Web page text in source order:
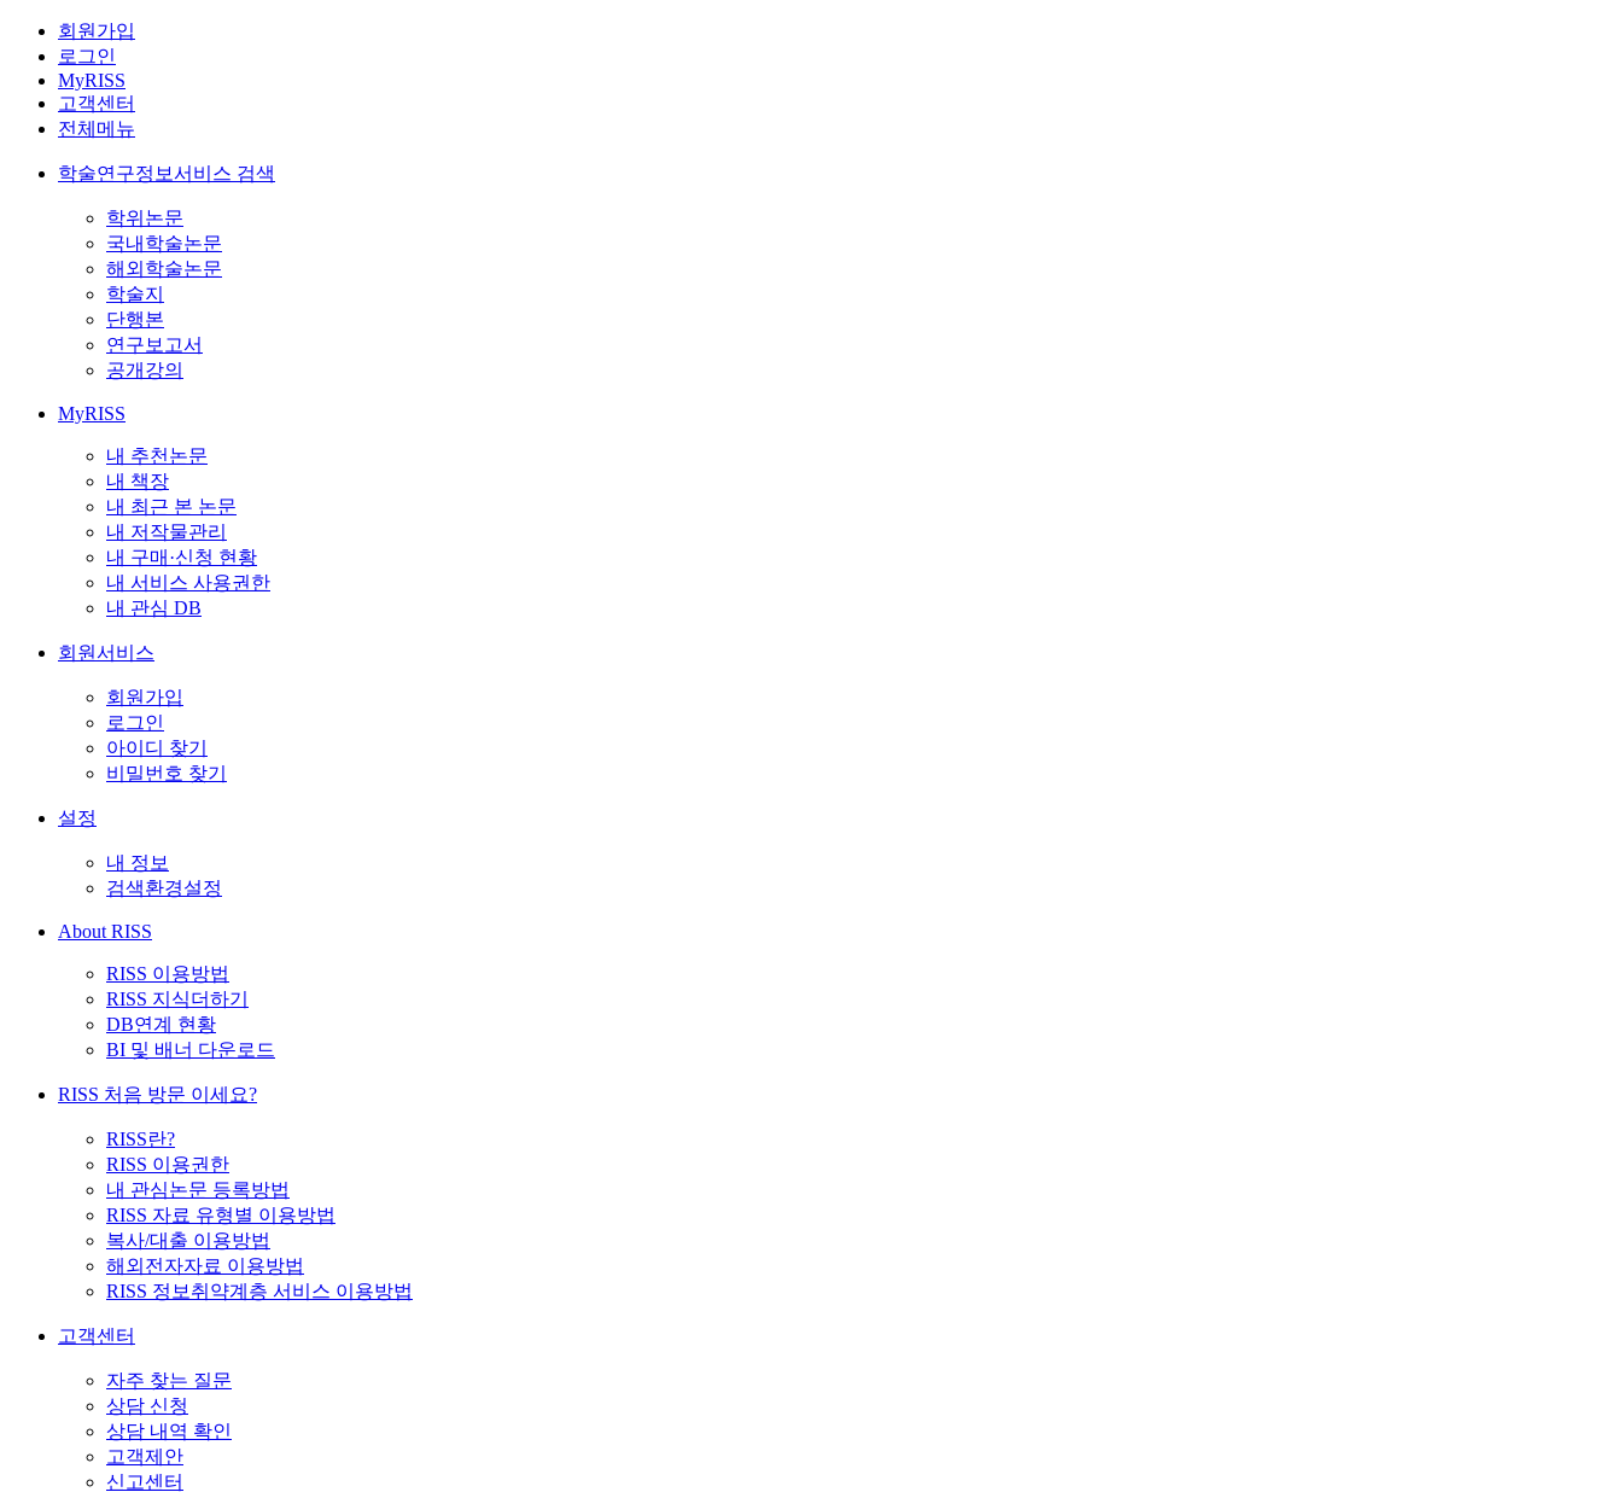
회원가입
로그인
MyRISS
고객센터
전체메뉴
학술연구정보서비스 검색
학위논문
국내학술논문
해외학술논문
학술지
단행본
연구보고서
공개강의
MyRISS
내 추천논문
내 책장
내 최근 본 논문
내 저작물관리
내 구매·신청 현황
내 서비스 사용권한
내 관심 DB
회원서비스
회원가입
로그인
아이디 찾기
비밀번호 찾기
설정
내 정보
검색환경설정
About RISS
RISS 이용방법
RISS 지식더하기
DB연계 현황
BI 및 배너 다운로드
RISS 처음 방문 이세요?
RISS란?
RISS 이용권한
내 관심논문 등록방법
RISS 자료 유형별 이용방법
복사/대출 이용방법
해외전자자료 이용방법
RISS 정보취약계층 서비스 이용방법
고객센터
자주 찾는 질문
상담 신청
상담 내역 확인
고객제안
신고센터